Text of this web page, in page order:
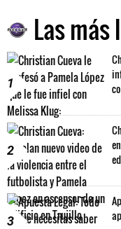
Las más
1
2
3